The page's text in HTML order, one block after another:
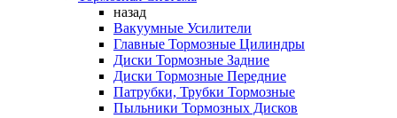
назад
Вакуумные Усилители
Главные Тормозные Цилиндры
Диски Тормозные Задние
Диски Тормозные Передние
Патрубки, Трубки Тормозные
Пыльники Тормозных Дисков